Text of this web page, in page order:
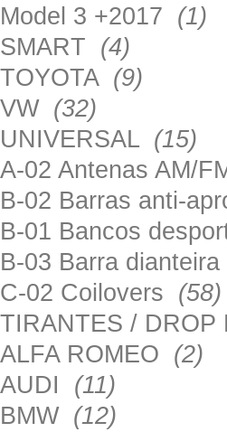
Model 3 +2017 (1)
SMART (4)
TOYOTA (9)
VW (32)
UNIVERSAL (15)
A-02 Antenas AM/
B-02 Barras anti-
B-01 Bancos
B-03 Barra
C-02 Coilovers (58)
TIRANTES / DROP
ALFA ROMEO (2)
AUDI (11)
BMW (12)